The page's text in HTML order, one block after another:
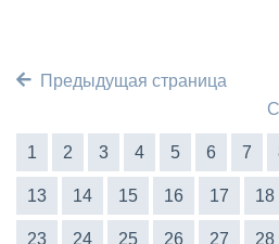
Предыдущая страница
1 2 3 4 5 6 7
13 14 15 16 17 18
23 24 25 26 27 28